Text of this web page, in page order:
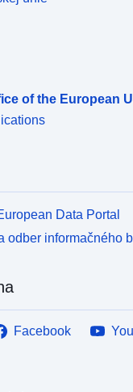
http://
http://
codelist/
of the European
Data Portal
odber informačného
Facebook